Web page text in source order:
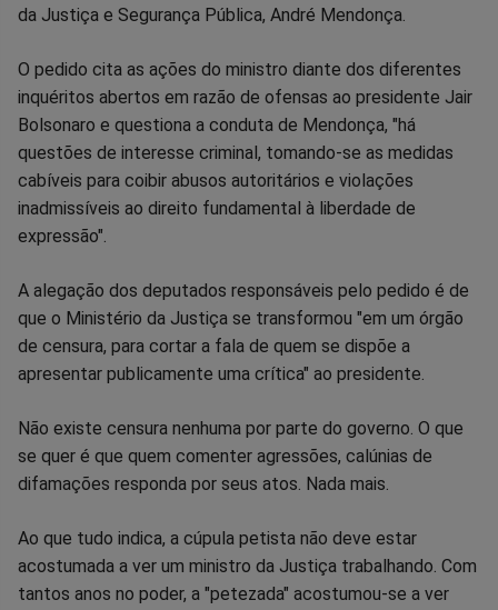
da Justiça e Segurança Pública, André Mendonça.
O pedido cita as ações do ministro diante dos diferentes
inquéritos abertos em razão de ofensas ao presidente Jair
Bolsonaro e questiona a conduta de Mendonça, "há
questões de interesse criminal, tomando-se as medidas
cabíveis para coibir abusos autoritários e violações
inadmissíveis ao direito fundamental à liberdade de
expressão".
A alegação dos deputados responsáveis pelo pedido é de
que o Ministério da Justiça se transformou "em um órgão
de censura, para cortar a fala de quem se dispõe a
apresentar publicamente uma crítica" ao presidente.
Não existe censura nenhuma por parte do governo. O que
se quer é que quem comenter agressões, calúnias de
difamações responda por seus atos. Nada mais.
Ao que tudo indica, a cúpula petista não deve estar
acostumada a ver um ministro da Justiça trabalhando. Com
tantos anos no poder, a "petezada" acostumou-se a ver